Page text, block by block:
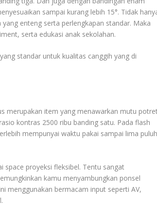
sampai kurang lebih 15°. Tidak
enteng serta perlengkapan standar. Maka
serta edukasi anak sekolahan.
standar untuk kualitas canggih yang di
merupakan item yang menawarkan mutu
kontras 2500 ribu banding satu. Pada flash
mempunyai waktu pakai sampai lima puluh
space proyeksi fleksibel. Tentu sangat
kamu menyambungkan ponsel
menggunakan bermacam input seperti AV,